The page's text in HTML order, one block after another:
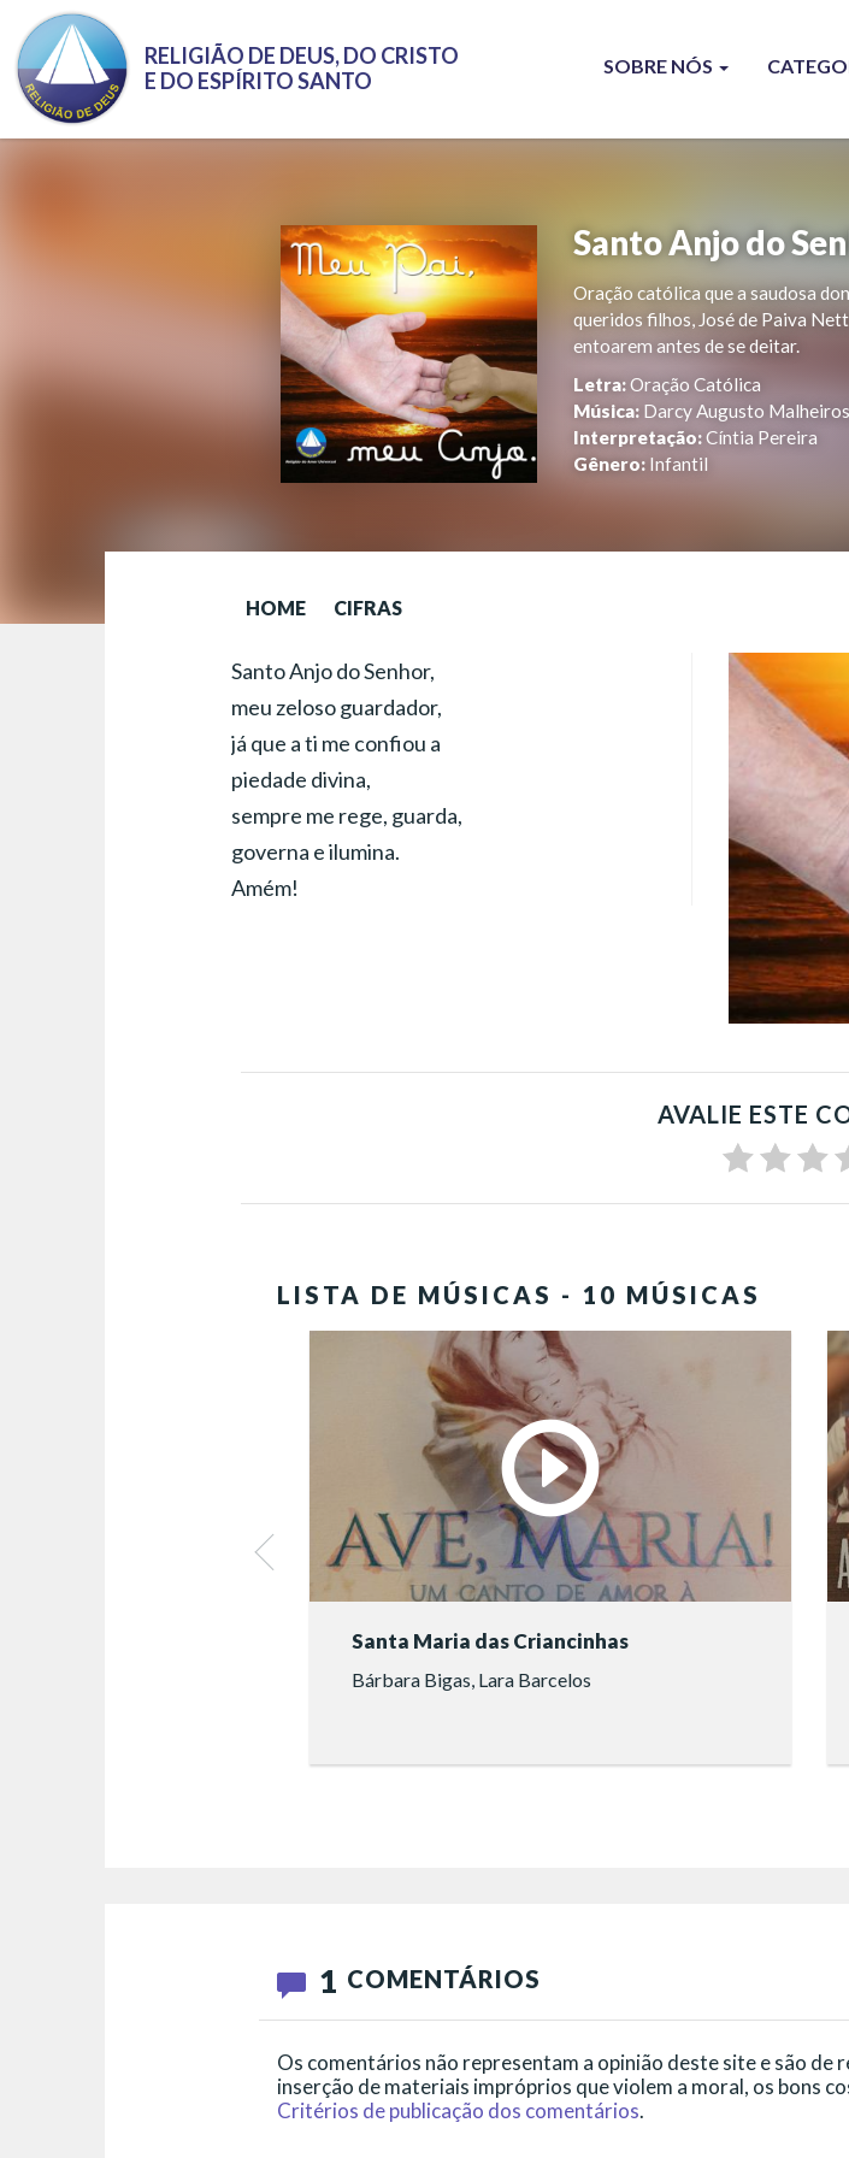
Pular para o conteúdo principal
RELIGIÃO DE DEUS, DO CRISTO
E DO ESPÍRITO SANTO
SOBRE NÓS
Santo Anjo do
Oração católica que a saudosa
queridos filhos, José de Paiva
entoarem antes de se deitar.
Letra:Oração Católica
Música: Darcy Augusto
Interpretação:Cíntia Pereira
Gênero: Infantil
HOME CIFRAS
Santo Anjo do Senhor,
meu zeloso guardador,
já que a ti me confiou a
piedade divina,
sempre me rege, guarda,
governa e ilumina.
Amém!
AVALIE ESTE
LISTA DE MÚSICAS - 10 MÚSICAS
Santa Maria das Criancinhas
Bárbara Bigas, Lara Barcelos
1 COMENTÁRIOS
Os comentários não representam a opinião deste site e são de
inserção de materiais impróprios que violem a moral, os bons
Critérios de publicação dos comentários.